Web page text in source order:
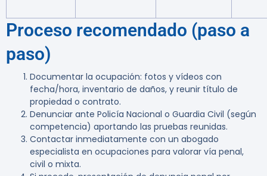
Proceso recomendado (paso a
paso)
Documentar la ocupación: fotos y vídeos con
fecha/hora, inventario de daños, y reunir título de
propiedad o contrato.
Denunciar ante Policía Nacional o Guardia Civil (según
competencia) aportando las pruebas reunidas.
Contactar inmediatamente con un abogado
especialista en ocupaciones para valorar vía penal,
civil o mixta.